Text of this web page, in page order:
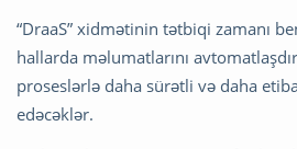
“DraaS” xidmətinin tətbiqi zamanı
hallarda məlumatlarını
proseslərlə daha sürətli və daha
edəcəklər.